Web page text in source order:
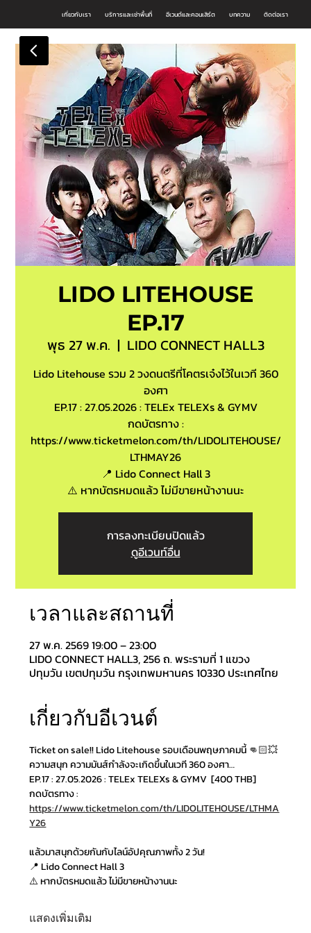
เกี่ยวกับเรา บริการและเช่าพื้นที่ อีเวนต์และคอนเสิร์ต บทความ ติดต่อเรา
LIDO LITEHOUSE
EP.17
พุธ 27 พ.ค.
  |
LIDO CONNECT HALL3
Lido Litehouse รวม 2 วงดนตรีที่โคตรเจ๋งไว้ในเวที 360
องศา
EP.17 : 27.05.2026 : TELEx TELEXs & GYMV
กดบัตรทาง :
https://www.ticketmelon.com/th/LIDOLITEHOUSE/
LTHMAY26
📍 Lido Connect Hall 3
⚠️ หากบัตรหมดแล้ว ไม่มีขายหน้างานนะ
การลงทะเบียนปิดแล้ว
ดูอีเวนท์อื่น
เวลาและสถานที่
27 พ.ค. 2569 19:00 – 23:00
LIDO CONNECT HALL3, 256 ถ. พระรามที่ 1 แขวง
ปทุมวัน เขตปทุมวัน กรุงเทพมหานคร 10330 ประเทศไทย
เกี่ยวกับอีเวนต์
Ticket on sale!! Lido Litehouse รอบเดือนพฤษภาคมนี้ 👊🏻💥
ความสนุก ความมันส์กำลังจะเกิดขึ้นในเวที 360 องศา…
EP.17 : 27.05.2026 : TELEx TELEXs & GYMV  [400 THB]
กดบัตรทาง :
https://www.ticketmelon.com/th/LIDOLITEHOUSE/LTHMA
Y26
แล้วมาสนุกด้วยกันกับไลน์อัปคุณภาพทั้ง 2 วัน!
📍 Lido Connect Hall 3
⚠️ หากบัตรหมดแล้ว ไม่มีขายหน้างานนะ
แสดงเพิ่มเติม